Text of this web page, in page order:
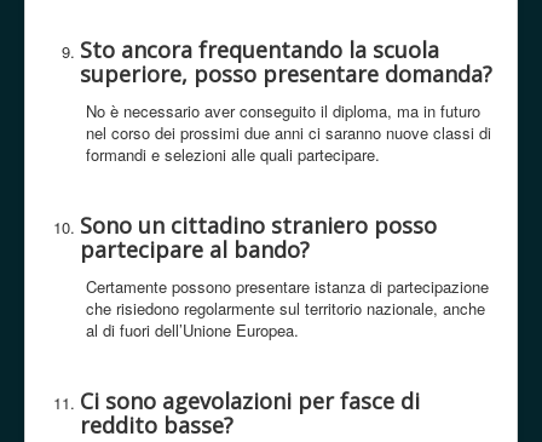
Sto ancora frequentando la scuola
superiore, posso presentare domanda?
No è necessario aver conseguito il diploma, ma in futuro
nel corso dei prossimi due anni ci saranno nuove classi di
formandi e selezioni alle quali partecipare.
Sono un cittadino straniero posso
partecipare al bando?
Certamente possono presentare istanza di partecipazione
che risiedono regolarmente sul territorio nazionale, anche
al di fuori dell’Unione Europea.
Ci sono agevolazioni per fasce di
reddito basse?